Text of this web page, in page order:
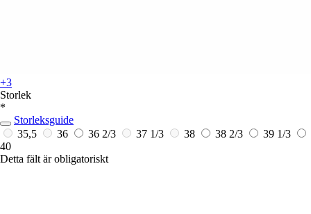
+3
Storlek
*
Storleksguide
35,5
36 36 2/3 37 1/3 38 38 2/3
39 1/3
40
Detta fält är obligatoriskt